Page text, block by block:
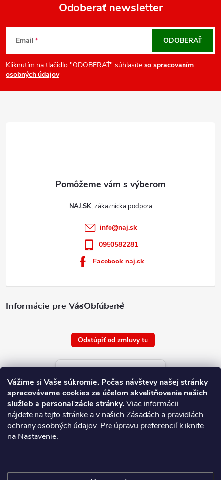
Vážime si Vaše súkromie. Počas návštevy našej stránky
spracovávame cookies za účelom skvalitňovania našich
služieb a personalizácie stránky.Viac informácii
nájdete na tejto stránke a v našich Zásadách a pravidlách
ochrany osobných údajov. Pre úpravu preferencií kliknite
na Nastavenie.
i
Odoberať newsletter
Email
Kliknutím na tlačidlo "ODOBERAŤ" súhlasíte so spracovaním
osobných údajov
ODOBERAŤ
Informácie pre VásObľúbené
NAJ.SK
info@naj.sk
0950582281
Facebook naj.sk
Odstúpiť od zmluvy tu
Aktuálne ceny tovaru
platné od : 6/8/2026